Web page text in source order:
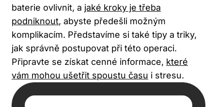
baterie ovlivnit, a jaké kroky je třeba
podniknout, abyste předešli možným
komplikacím. Představíme si také tipy a triky,
jak správně postupovat při této operaci.
Připravte se získat cenné informace, které
vám mohou ušetřit spoustu času i stresu.